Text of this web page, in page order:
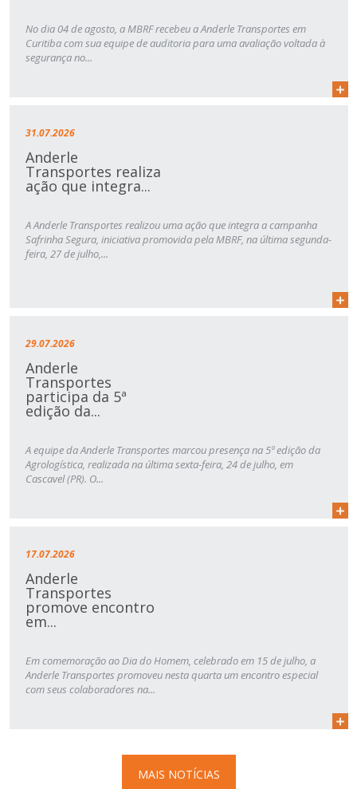
No dia 04 de agosto, a MBRF recebeu a Anderle Transportes em
Curitiba com sua equipe de auditoria para uma avaliação voltada à
segurança no...
31.07.2026
Anderle
Transportes realiza
ação que integra...
A Anderle Transportes realizou uma ação que integra a campanha
Safrinha Segura, iniciativa promovida pela MBRF, na última segunda-
feira, 27 de julho,...
29.07.2026
Anderle
Transportes
participa da 5ª
edição da...
A equipe da Anderle Transportes marcou presença na 5ª edição da
Agrologística, realizada na última sexta-feira, 24 de julho, em
Cascavel (PR). O...
17.07.2026
Anderle
Transportes
promove encontro
em...
Em comemoração ao Dia do Homem, celebrado em 15 de julho, a
Anderle Transportes promoveu nesta quarta um encontro especial
com seus colaboradores na...
MAIS NOTÍCIAS